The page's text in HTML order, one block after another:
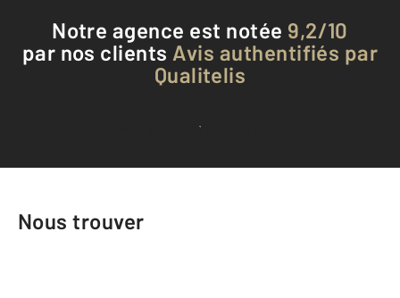
Notre agence est notée 9,2/10
par nos clients Avis authentifiés par
Qualitelis
Voir tous les avis clients
Nous trouver